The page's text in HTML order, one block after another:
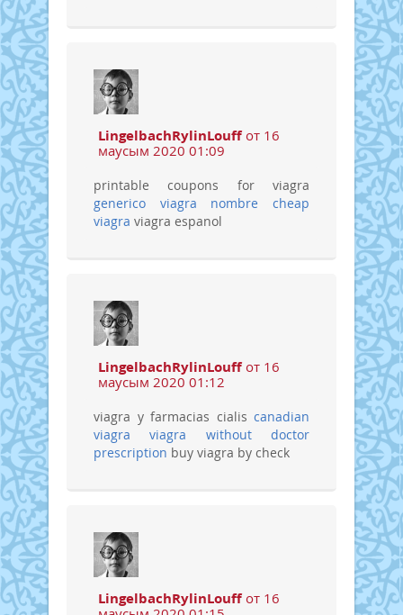
LingelbachRylinLouffот 16
маусым 2020 01:09
printable coupons for viagra
generico viagra nombre
cheap
viagra viagra espanol
LingelbachRylinLouffот 16
маусым 2020 01:12
viagra y farmacias cialis canadian
viagra
viagra without doctor
prescription buy viagra by check
LingelbachRylinLouffот 16